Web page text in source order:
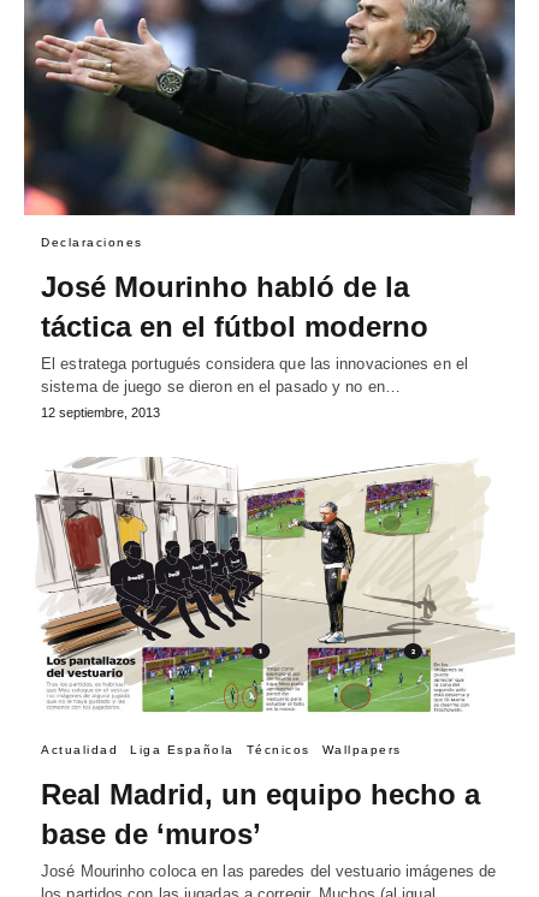
Declaraciones
José Mourinho habló de la
táctica en el fútbol moderno
El estratega portugués considera que las innovaciones en el
sistema de juego se dieron en el pasado y no en…
12 septiembre, 2013
Actualidad Liga Española Técnicos Wallpapers
Real Madrid, un equipo hecho a
base de ‘muros’
José Mourinho coloca en las paredes del vestuario imágenes de